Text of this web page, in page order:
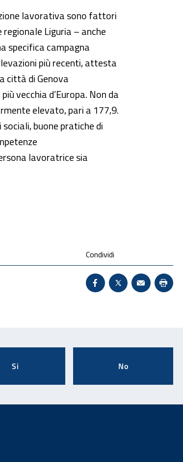
lavorativa sono fattori
Liguria – anche
specifica campagna
più recenti, attesta
città di Genova
vecchia d’Europa. Non da
elevato, pari a 177,9.
buone pratiche di
lavoratrice sia
Condividi
Condividi su
X - Sito esterno
Invio Mail:
Si No